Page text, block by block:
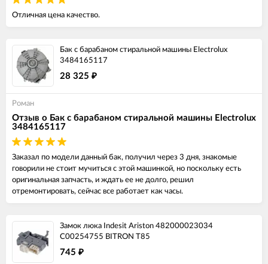
Отличная цена качество.
Бак с барабаном стиральной машины Electrolux
3484165117
28 325 ₽
Роман
Отзыв о Бак с барабаном стиральной машины Electrolux
3484165117
Заказал по модели данный бак, получил через 3 дня, знакомые
говорили не стоит мучиться с этой машинкой, но поскольку есть
оригинальная запчасть, и ждать ее не долго, решил
отремонтировать, сейчас все работает как часы.
Замок люка Indesit Ariston 482000023034
C00254755 BITRON T85
745 ₽